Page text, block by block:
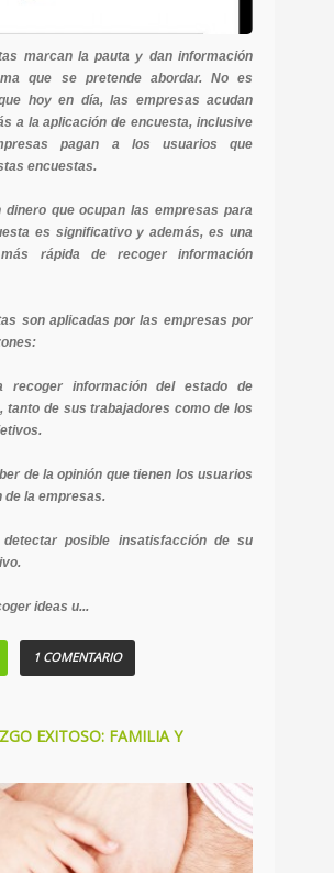
marcan la pauta y dan información
que se pretende abordar. No es
hoy en día, las empresas acudan
a la aplicación de encuesta, inclusive
pagan a los usuarios que
encuestas.
dinero que ocupan las empresas para
es significativo y además, es una
rápida de recoger información
son aplicadas por las empresas por
información del estado de
tanto de sus trabajadores como de los
de la opinión que tienen los usuarios
de la empresas.
posible insatisfacción de su
ideas u...
1 COMENTARIO
EXITOSO: FAMILIA Y